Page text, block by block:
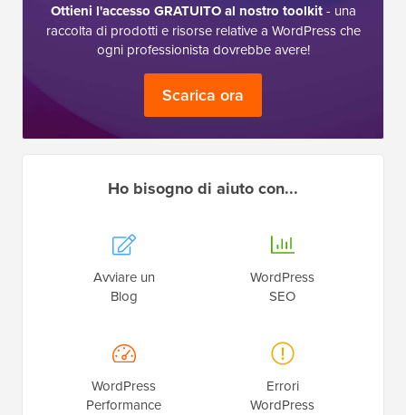
Ottieni l'accesso GRATUITO al nostro toolkit- una
raccolta di prodotti e risorse relative a WordPress che
ogni professionista dovrebbe avere!
Scarica ora
Ho bisogno di aiuto con...
Avviare un
Blog
WordPress
SEO
WordPress
Performance
Errori
WordPress